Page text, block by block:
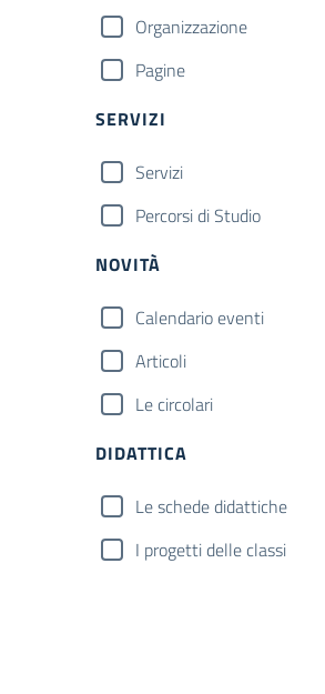
Organizzazione
Pagine
SERVIZI
Servizi
Percorsi di Studio
NOVITÀ
Calendario eventi
Articoli
Le circolari
DIDATTICA
Le schede didattiche
I progetti delle classi